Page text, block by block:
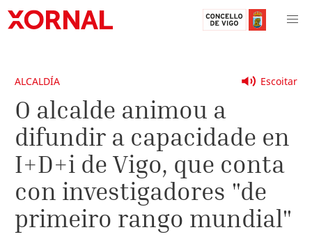
Escoitar
ALCALDÍA
O alcalde animou a
difundir a capacidade en
I+D+i de Vigo, que conta
con investigadores "de
primeiro rango mundial"